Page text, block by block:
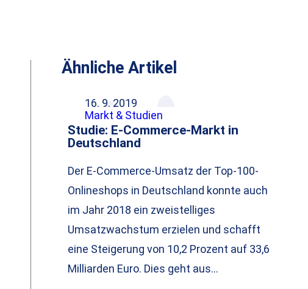
Ähnliche Artikel
16. 9. 2019
Markt & Studien
Studie: E-Commerce-Markt in
Deutschland
Der E-Commerce-Umsatz der Top-100-
Onlineshops in Deutschland konnte auch
im Jahr 2018 ein zweistelliges
Umsatzwachstum erzielen und schafft
eine Steigerung von 10,2 Prozent auf 33,6
Milliarden Euro. Dies geht aus…